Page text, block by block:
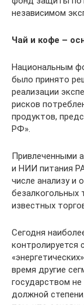
независимом
Чай и кофе –
Национальным
было принято
реализации
рисков
продуктов,
РФ».
Привлеченными
и НИИ питания
числе анализу и
безалкогольных
известных
Сегодня
контролируется
время другие
государством
должной